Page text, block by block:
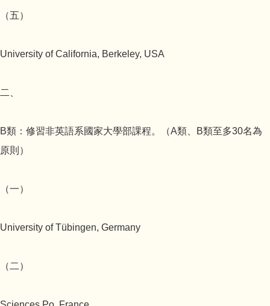
（五）
University of California, Berkeley, USA
二、
B類：修習非英語系國家大學部課程。（A類、B類至多30名為
原則）
（一）
University of Tübingen, Germany
（二）